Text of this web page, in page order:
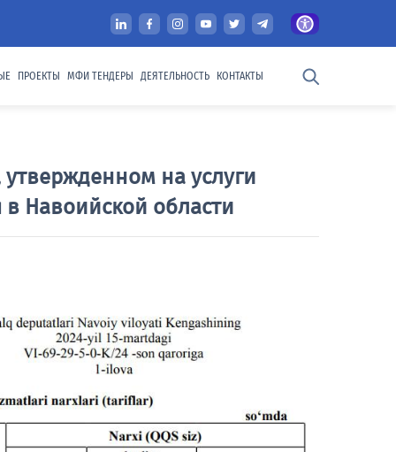
ПРОЕКТЫ МФИ ТЕНДЕРЫ ДЕЯТЕЛЬНОСТЬ КОНТАКТЫ
ИНТЕРАКТИВНЫЕ СЕРВИСЫ
Тарифы и нормативы
Контракты
на услуги
Навоийской области